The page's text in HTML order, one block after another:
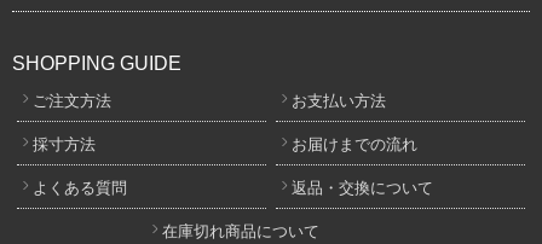
SHOPPING GUIDE
ご注文方法 お支払い方法
採寸方法 お届けまでの流れ
よくある質問 返品・交換について
在庫切れ商品について